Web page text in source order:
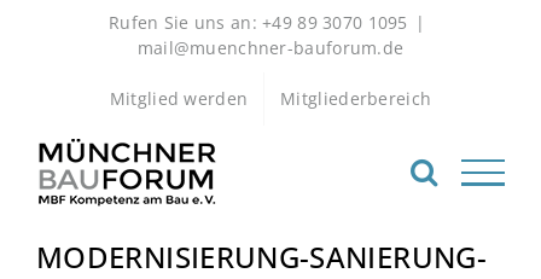
Rufen Sie uns an: +49 89 3070 1095 |
mail@muenchner-bauforum.de
Mitglied werden Mitgliederbereich
MODERNISIERUNG-SANIERUNG-